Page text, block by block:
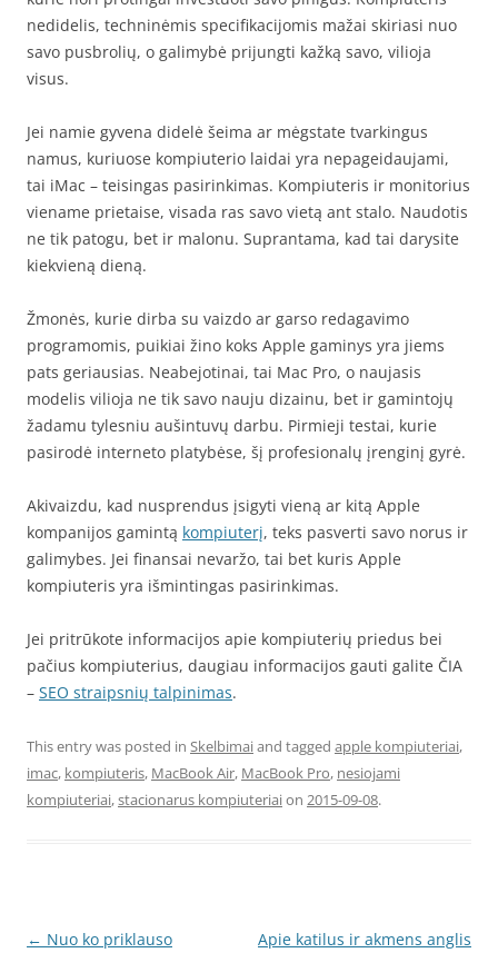
nedidelis, techninėmis specifikacijomis mažai skiriasi nuo
savo pusbrolių, o galimybė prijungti kažką savo, vilioja
visus.
Jei namie gyvena didelė šeima ar mėgstate tvarkingus
namus, kuriuose kompiuterio laidai yra nepageidaujami,
tai iMac – teisingas pasirinkimas. Kompiuteris ir monitorius
viename prietaise, visada ras savo vietą ant stalo. Naudotis
ne tik patogu, bet ir malonu. Suprantama, kad tai darysite
kiekvieną dieną.
Žmonės, kurie dirba su vaizdo ar garso redagavimo
programomis, puikiai žino koks Apple gaminys yra jiems
pats geriausias. Neabejotinai, tai Mac Pro, o naujasis
modelis vilioja ne tik savo nauju dizainu, bet ir gamintojų
žadamu tylesniu aušintuvų darbu. Pirmieji testai, kurie
pasirodė interneto platybėse, šį profesionalų įrenginį gyrė.
Akivaizdu, kad nusprendus įsigyti vieną ar kitą Apple
kompanijos gamintą kompiuterį, teks pasverti savo norus ir
galimybes. Jei finansai nevaržo, tai bet kuris Apple
kompiuteris yra išmintingas pasirinkimas.
Jei pritrūkote informacijos apie kompiuterių priedus bei
pačius kompiuterius, daugiau informacijos gauti galite ČIA
– SEO straipsnių talpinimas.
This entry was posted in Skelbimaiand tagged apple kompiuteriai,
imac, kompiuteris, MacBook Air, MacBook Pro, nesiojami
kompiuteriai,stacionarus kompiuteriaion 2015-09-08.
Post
← Nuo ko priklauso
Apie katilus ir akmens anglis